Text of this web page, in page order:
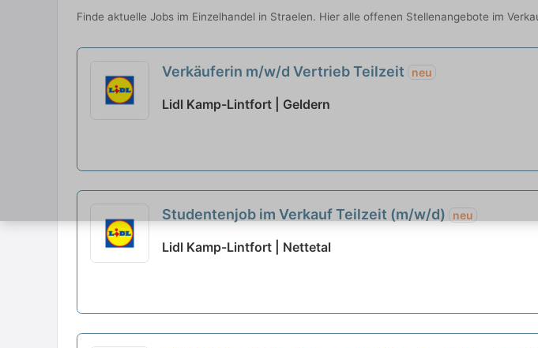
Finde aktuelle Jobs im Einzelhandel in Straelen. Hier alle offenen Stellenangebote im
Verkäuferin m/w/d Vertrieb Teilzeit neu
Lidl Kamp-Lintfort | Geldern
Studentenjob im Verkauf Teilzeit (m/w/d) neu
Lidl Kamp-Lintfort | Nettetal